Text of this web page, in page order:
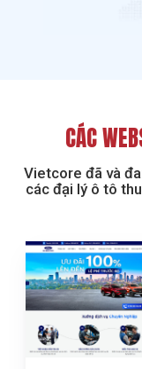
CÁC
Vietcore đã và
các đại lý ô tô